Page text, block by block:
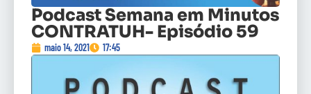
Podcast Semana em Minutos
CONTRATUH- Episódio 59
maio 14, 2021 17:45